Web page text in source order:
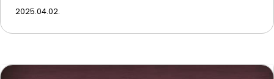
2025.04.02.